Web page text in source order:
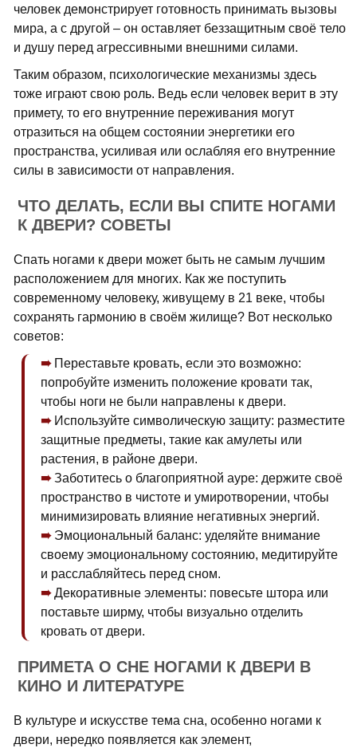
человек демонстрирует готовность принимать вызовы
мира, а с другой – он оставляет беззащитным своё тело
и душу перед агрессивными внешними силами.
Таким образом, психологические механизмы здесь
тоже играют свою роль. Ведь если человек верит в эту
примету, то его внутренние переживания могут
отразиться на общем состоянии энергетики его
пространства, усиливая или ослабляя его внутренние
силы в зависимости от направления.
ЧТО ДЕЛАТЬ, ЕСЛИ ВЫ СПИТЕ НОГАМИ
К ДВЕРИ? СОВЕТЫ
Спать ногами к двери может быть не самым лучшим
расположением для многих. Как же поступить
современному человеку, живущему в 21 веке, чтобы
сохранять гармонию в своём жилище? Вот несколько
советов:
Переставьте кровать, если это возможно:
попробуйте изменить положение кровати так,
чтобы ноги не были направлены к двери.
Используйте символическую защиту: разместите
защитные предметы, такие как амулеты или
растения, в районе двери.
Заботитесь о благоприятной ауре: держите своё
пространство в чистоте и умиротворении, чтобы
минимизировать влияние негативных энергий.
Эмоциональный баланс: уделяйте внимание
своему эмоциональному состоянию, медитируйте
и расслабляйтесь перед сном.
Декоративные элементы: повесьте штора или
поставьте ширму, чтобы визуально отделить
кровать от двери.
ПРИМЕТА О СНЕ НОГАМИ К ДВЕРИ В
КИНО И ЛИТЕРАТУРЕ
В культуре и искусстве тема сна, особенно ногами к
двери, нередко появляется как элемент,